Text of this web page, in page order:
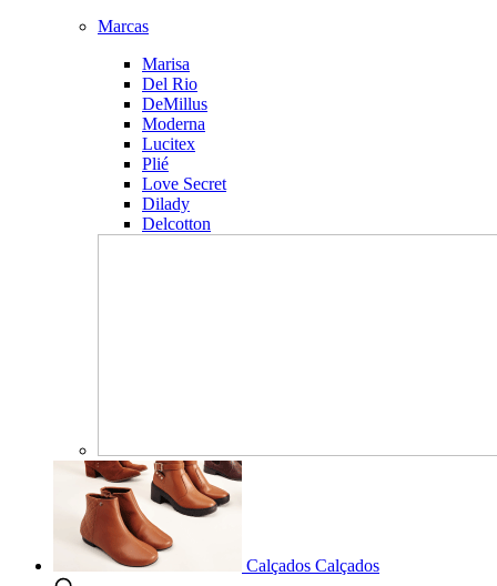
Marcas
Marisa
Del Rio
DeMillus
Moderna
Lucitex
Plié
Love Secret
Dilady
Delcotton
Calçados Calçados